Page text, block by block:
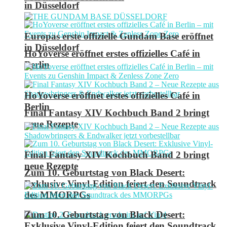
in Düsseldorf
HoYoverse eröffnet erstes offizielles Café in
Berlin
Final Fantasy XIV Kochbuch Band 2 bringt
neue Rezepte
Zum 10. Geburtstag von Black Desert:
Exklusive Vinyl-Edition feiert den Soundtrack
des MMORPGs
Europas erste offizielle Gundam Base eröffnet
in Düsseldorf
HoYoverse eröffnet erstes offizielles Café in
Berlin
Final Fantasy XIV Kochbuch Band 2 bringt
neue Rezepte
Zum 10. Geburtstag von Black Desert: